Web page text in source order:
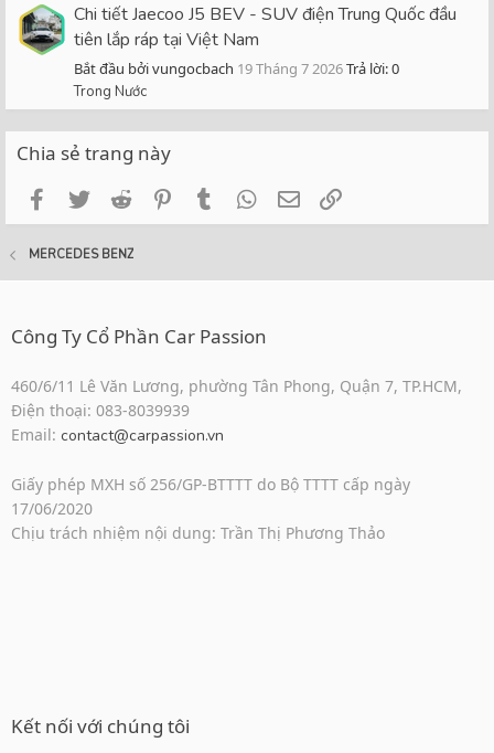
Chi tiết Jaecoo J5 BEV - SUV điện Trung Quốc đầu
tiên lắp ráp tại Việt Nam
Bắt đầu bởi vungocbach 19 Tháng 7 2026Trả lời: 0
Trong Nước
Chia sẻ trang này
FacebookTwitterReddit PinterestTumblrWhatsApp
Email
MERCEDES BENZ
Công Ty Cổ Phần Car Passion
460/6/11 Lê Văn Lương, phường Tân Phong, Quận 7, TP.HCM,
Điện thoại: 083-8039939
Email: contact@carpassion.vn
Giấy phép MXH số 256/GP-BTTTT do Bộ TTTT cấp ngày
17/06/2020
Chịu trách nhiệm nội dung: Trần Thị Phương Thảo
Kết nối với chúng tôi